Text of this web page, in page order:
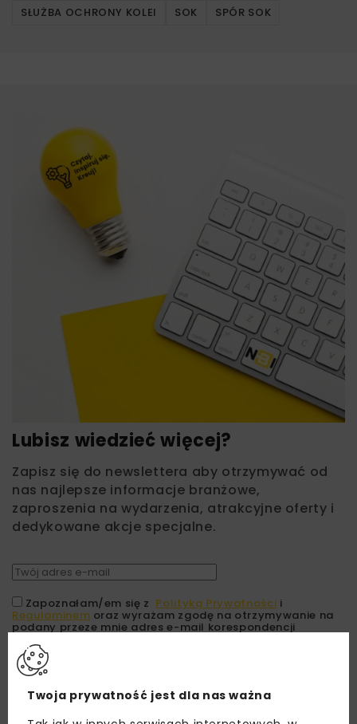
SŁUŻBA OCHRONY KOLEI
SOK SPÓR SOK
Lubisz wiedzieć więcej?
Zapisz się do newslettera aby otrzymywać od
nas najlepsze informacje branżowe,
zaproszenia na wydarzenia, atrakcyjne oferty i
dedykowane akcje specjalne.
Zapoznałam/em się z Polityką Prywatności i
Regulaminem oraz wyrażam zgodę na otrzymywanie na
podany przeze mnie adres e-mail korespondencji
Twoja prywatność jest dla nas ważna